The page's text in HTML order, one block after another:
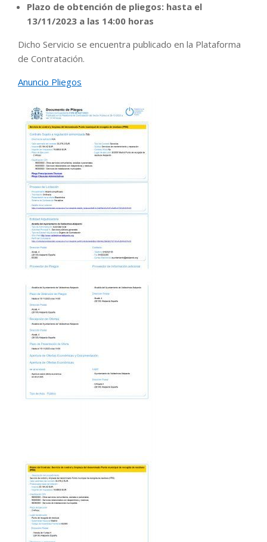
Plazo de obtención de pliegos: hasta el
13/11/2023 a las 14:00 horas
Dicho Servicio se encuentra publicado en la Plataforma
de Contratación.
Anuncio Pliegos